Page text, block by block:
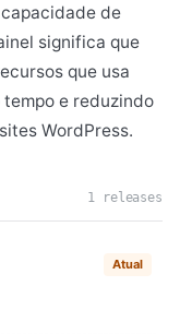
de
significa que
que usa
e reduzindo
WordPress.
1 releases
Atual